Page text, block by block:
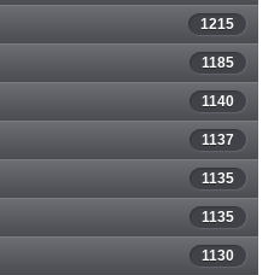
1215
1185
1140
1137
1135
1135
1130